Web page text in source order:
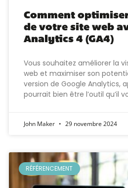
Comment
de votre site web
Analytics 4 (GA4)
Vous souhaitez améliorer la
web et maximiser son
version de Google Analytics,
pourrait bien être l’outil qu’il
John Maker 29 novembre 2024
RÉFÉRENCEMENT